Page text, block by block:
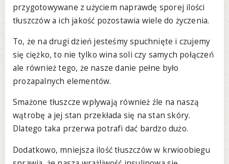
przygotowywane z użyciem naprawdę sporej ilości
tłuszczów a ich jakość pozostawia wiele do życzenia.
To, że na drugi dzień jesteśmy spuchnięte i czujemy
się ciężko, to nie tylko wina soli czy samych połączeń
ale również tego, że nasze danie pełne było
prozapalnych elementów.
Smażone tłuszcze wplywają również źle na naszą
wątrobę a jej stan przekłada się na stan skóry.
Dlatego taka przerwa potrafi dać bardzo dużo.
Dodatkowo, mniejsza ilość tłuszczów w krwioobiegu